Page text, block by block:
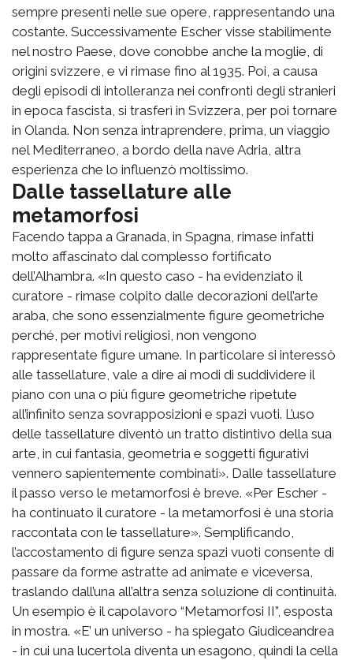
sempre presenti nelle sue opere, rappresentando una
costante. Successivamente Escher visse stabilimente
nel nostro Paese, dove conobbe anche la moglie, di
origini svizzere, e vi rimase fino al 1935. Poi, a causa
degli episodi di intolleranza nei confronti degli stranieri
in epoca fascista, si trasferì in Svizzera, per poi tornare
in Olanda. Non senza intraprendere, prima, un viaggio
nel Mediterraneo, a bordo della nave Adria, altra
esperienza che lo influenzò moltissimo.
Dalle tassellature alle
metamorfosi
Facendo tappa a Granada, in Spagna, rimase infatti
molto affascinato dal complesso fortificato
dell’Alhambra. «In questo caso - ha evidenziato il
curatore - rimase colpito dalle decorazioni dell’arte
araba, che sono essenzialmente figure geometriche
perché, per motivi religiosi, non vengono
rappresentate figure umane. In particolare si interessò
alle tassellature, vale a dire ai modi di suddividere il
piano con una o più figure geometriche ripetute
all’infinito senza sovrapposizioni e spazi vuoti. L’uso
delle tassellature diventò un tratto distintivo della sua
arte, in cui fantasia, geometria e soggetti figurativi
vennero sapientemente combinati». Dalle tassellature
il passo verso le metamorfosi è breve. «Per Escher -
ha continuato il curatore - la metamorfosi è una storia
raccontata con le tassellature». Semplificando,
l’accostamento di figure senza spazi vuoti consente di
passare da forme astratte ad animate e viceversa,
traslando dall’una all’altra senza soluzione di continuità.
Un esempio è il capolavoro “Metamorfosi II”, esposta
in mostra. «E’ un universo - ha spiegato Giudiceandrea
- in cui una lucertola diventa un esagono, quindi la cella